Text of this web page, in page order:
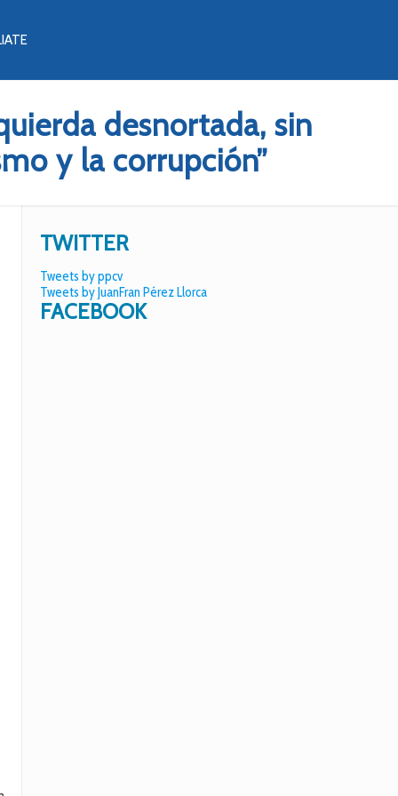
desnortada, sin
y la corrupción”
TWITTER
Tweets by ppcv
Tweets by JuanFran Pérez Llorca
FACEBOOK